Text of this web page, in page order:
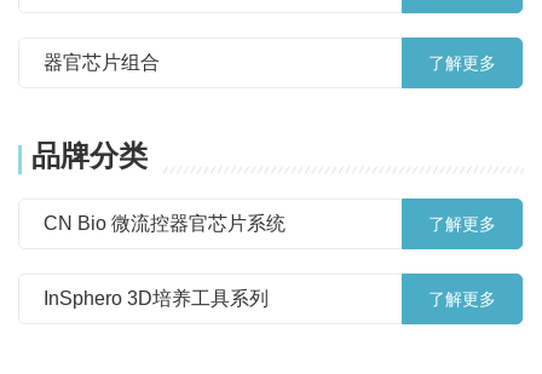
器官芯片组合 了解更多
品牌分类
CN Bio 微流控器官芯片系统 了解更多
InSphero 3D培养工具系列 了解更多